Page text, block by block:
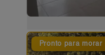
Pronto para morar